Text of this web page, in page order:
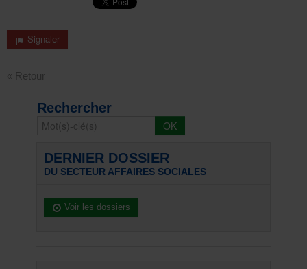
Signaler
« Retour
Rechercher
DERNIER DOSSIER
DU SECTEUR AFFAIRES SOCIALES
Voir les dossiers